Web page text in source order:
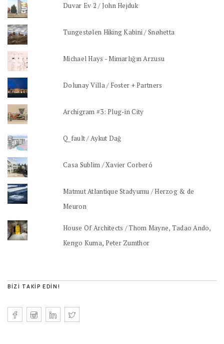
Duvar Ev 2 / John Hejduk
Tungestølen Hiking Kabini / Snøhetta
Michael Hays - Mimarlığın Arzusu
Dolunay Villa / Foster + Partners
Archigram #3: Plug-in City
Q_fault / Aykut Dağ
Casa Sublim / Xavier Corberó
Matmut Atlantique Stadyumu / Herzog & de
Meuron
House Of Architects / Thom Mayne, Tadao Ando,
Kengo Kuma, Peter Zumthor
BIZI TAKIP EDIN!